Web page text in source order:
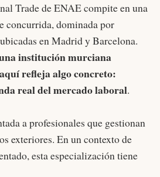
Trade de ENAE compite en una
concurrida, dominada por
en Madrid y Barcelona.
institución murciana
refleja algo concreto:
real del mercado laboral.
a profesionales que gestionan
exteriores. En un contexto de
esta especialización tiene